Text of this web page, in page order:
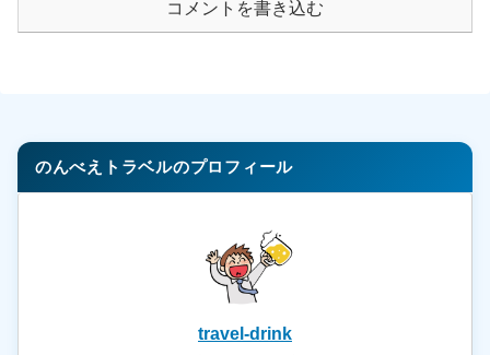
コメントを書き込む
のんべえトラベルのプロフィール
travel-drink